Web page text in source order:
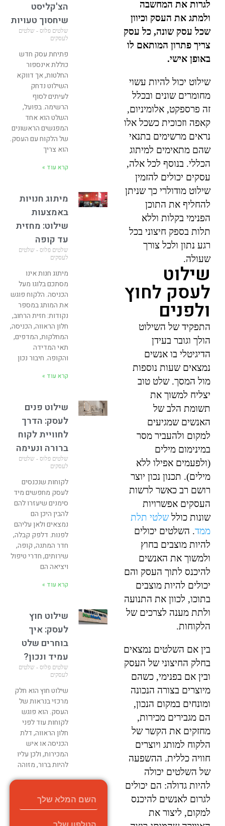
לגרות את המחשבה
ולמתג את העסק וכיוון
שכל עסק שונה, כל עסק
צריך פתרון המותאם לו
באופן אישי.
שילוט יכול להיות עשוי
מחומרים שונים ובכלל
זה פרספקט, אלומיניום,
קאפה וזכוכית כשכל אלו
נראים מרשימים בתנאי
שהם מתאימים למיתוג
הכללי. בנוסף לכל אלה,
עסקים יכולים להזמין
שילוט מודולרי כך שניתן
להחליף את התוכן
הפנימי בקלות וללא
תלות בספק חיצוני בכל
רגע נתון ולכל צורך
שעולה.
שילוט
לעסק לחוץ
ולפנים
התפקיד של השילוט
הולך וגובר בעידן
הדיגיטלי בו אנשים
נמצאים שעות נוספות
מול המסך. שלט טוב
יצליח למשוך את
תשומת הלב של
האנשים שמגיעים
למקום ולהעביר מסר
במינימום מילים
(ולפעמים אפילו ללא
מילים). תכנון נכון יוצר
רושם רב כאשר לרשות
העסקים אפשרויות
שונות כוללשלטי תלת
ממד. השלטים יכולים
להיות מוצבים בחוץ
ולמשוך את האנשים
להיכנס לתוך העסק והם
יכולים להיות מוצבים
בתוכו, לכוון את התנועה
ולתת מענה לצרכים של
הלקוחות.
בין אם השלטים נמצאים
בחלק החיצוני של העסק
ובין אם בפנימי, כשהם
מיוצרים בצורה הנכונה
ומונחים במקום הנכון,
הם מגבירים מכירות,
מחזקים את הקשר של
הלקוח למותג ויוצרים
חוויה כללית. ההשפעה
של השלטים יכולה
להיות גדולה: הם יכולים
לגרום לאנשים להיכנס
למקום, ליצור את
לעוד עבודות בשביל להזמין
ממנו.
הצ'קליסט
שיחסוך טעויות
שלטים פלוס - שלטים
לעסקים
פתיחת עסק חדש
כוללת אינספור
החלטות, אך דווקא
השילוט נדחק
לעיתים לסוף
הרשימה. בפועל,
השלט הוא אחד
המפגשים הראשונים
של הלקוח עם העסק.
הוא צריך
קרא עוד »
מיתוג חנויות
באמצעות
שילוט: מחזית
עד קופה
שלטים פלוס - שלטים
לעסקים
מיתוג חנות אינו
מסתכם בלוגו מעל
הכניסה. הלקוח פוגש
את המותג במספר
נקודות: חזית הרחוב,
חלון הראווה, הכניסה,
המחלקות, המדפים,
תאי המדידה
והקופה. חיבור נכון
קרא עוד »
שילוט פנים
לעסק: הדרך
לחוויית לקוח
ברורה ונעימה
שלטים פלוס - שלטים
לעסקים
לקוחות שנכנסים
לעסק מחפשים מיד
סימנים שיעזרו להם
להבין היכן הם
נמצאים ולאן עליהם
לפנות. דלפק קבלה,
חדר המתנה, קופה,
שירותים, חדרי טיפול
ויציאה הם
קרא עוד »
שילוט חוץ
לעסק: איך
בוחרים שלט
עמיד ונכון?
שלטים פלוס - שלטים
לעסקים
שילוט חוץ הוא חלק
מרכזי בנראות של
העסק. הוא פוגש
לקוחות עוד לפני
חלון הראווה, דלת
הכניסה או איש
המכירות, ולכן עליו
להיות ברור, מזוהה